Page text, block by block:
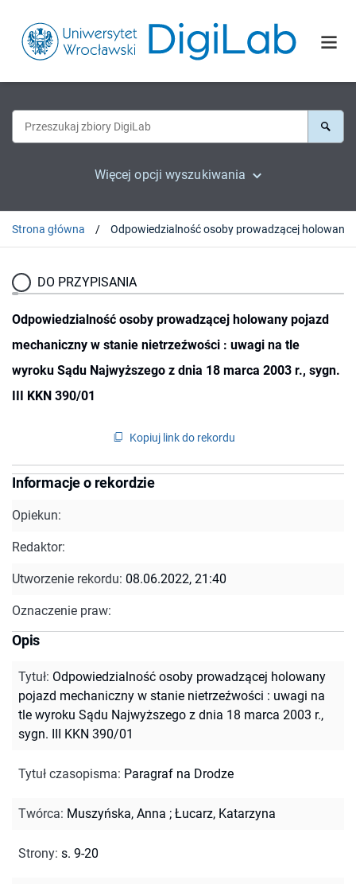
Więcej opcji wyszukiwania
Strona główna
DO PRZYPISANIA
Odpowiedzialność osoby prowadzącej holowany pojazd
mechaniczny w stanie nietrzeźwości : uwagi na tle
wyroku Sądu Najwyższego z dnia 18 marca 2003 r., sygn.
III KKN 390/01
Kopiuj link do rekordu
Informacje o rekordzie
Opiekun:
Redaktor:
Utworzenie rekordu: 08.06.2022, 21:40
Oznaczenie praw:
Opis
Tytuł: Odpowiedzialność osoby prowadzącej holowany
pojazd mechaniczny w stanie nietrzeźwości : uwagi na
tle wyroku Sądu Najwyższego z dnia 18 marca 2003 r.,
sygn. III KKN 390/01
Tytuł czasopisma: Paragraf na Drodze
Twórca: Muszyńska, Anna ; Łucarz, Katarzyna
Strony: s. 9-20